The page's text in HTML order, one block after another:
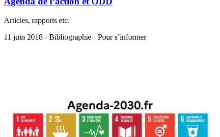
Articles, rapports etc.
11 juin 2018 - Bibliographie - Pour s’informer